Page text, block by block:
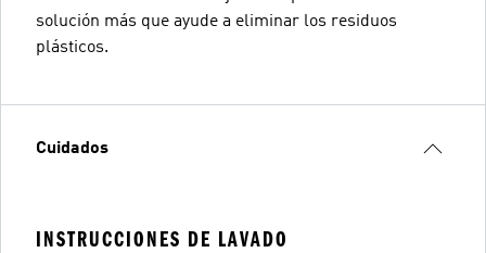
solución más que ayude a eliminar los residuos
plásticos.
Cuidados
INSTRUCCIONES DE LAVADO